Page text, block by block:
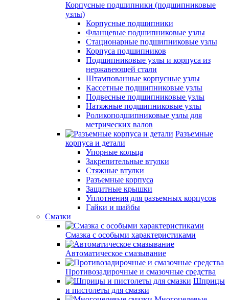
Корпусные подшипники (подшипниковые
узлы)
Корпусные подшипники
Фланцевые подшипниковые узлы
Стационарные подшипниковые узлы
Корпуса подшипников
Подшипниковые узлы и корпуса из
нержавеющей стали
Штампованные корпусные узлы
Кассетные подшипниковые узлы
Подвесные подшипниковые узлы
Натяжные подшипниковые узлы
Роликоподшипниковые узлы для
метрических валов
Разъемные
корпуса и детали
Упорные кольца
Закрепительные втулки
Стяжные втулки
Разъемные корпуса
Защитные крышки
Уплотнения для разъемных корпусов
Гайки и шайбы
Смазки
Смазка с особыми характеристиками
Автоматическое смазывание
Противозадирочные и смазочные средства
Шприцы
и пистолеты для смазки